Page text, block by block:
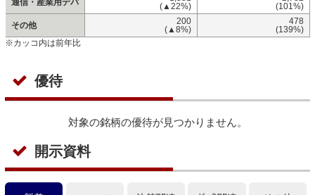
通信・産業用デバ
(▲22%)
(101%)
その他
200
(▲8%)
478
(139%)
※カッコ内は前年比
優待
対象の銘柄の優待が見つかりません。
開示資料